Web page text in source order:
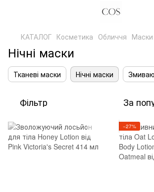
КАТАЛОГ Косметика Обличчя Маски
Нічні маски
Тканеві маски Нічні маски
Фільтр За
−27%